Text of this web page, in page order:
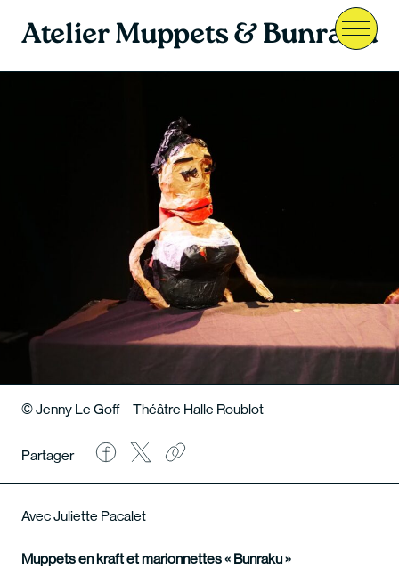
Menu
Atelier Muppets & Bunraku
© Jenny Le Goff – Théâtre Halle Roublot
Partager
Avec Juliette Pacalet
Muppets en kraft et marionnettes « Bunraku »